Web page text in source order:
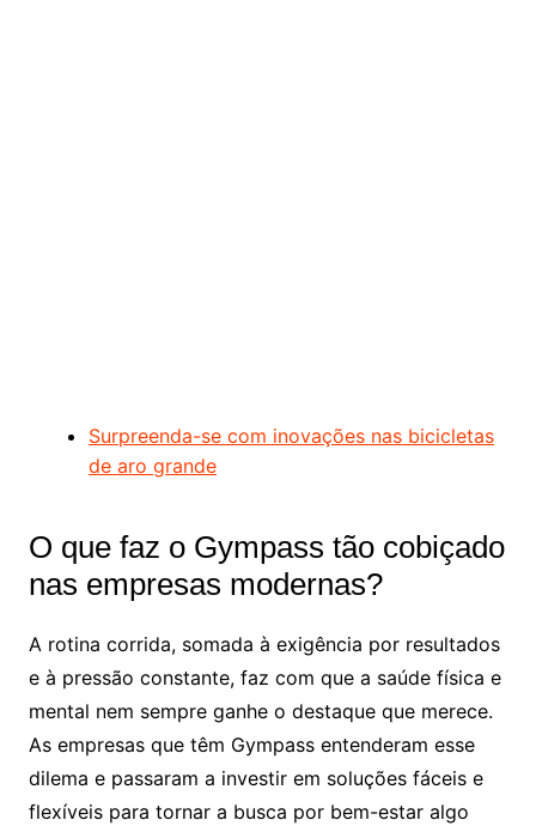
Surpreenda-se com inovações nas bicicletas
de aro grande
O que faz o Gympass tão cobiçado
nas empresas modernas?
A rotina corrida, somada à exigência por resultados
e à pressão constante, faz com que a saúde física e
mental nem sempre ganhe o destaque que merece.
As empresas que têm Gympass entenderam esse
dilema e passaram a investir em soluções fáceis e
flexíveis para tornar a busca por bem-estar algo